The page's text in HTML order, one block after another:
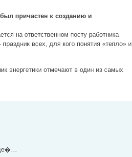
причастен к созданию и
на ответственном посту работника
всех, для кого понятия «тепло» и
энергетики отмечают в один из самых
де�…